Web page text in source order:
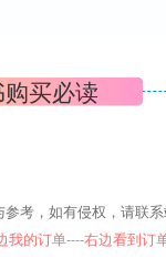
买必读
考，如有侵权，请联系
我的订单----右边看到